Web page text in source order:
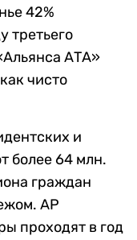
42%
третьего
АТА»
чисто
и
более 64 млн.
граждан
АР
проходят в год